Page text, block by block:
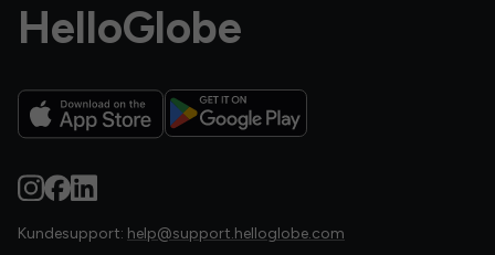
HelloGlobe
Kundesupport: help@support.helloglobe.com